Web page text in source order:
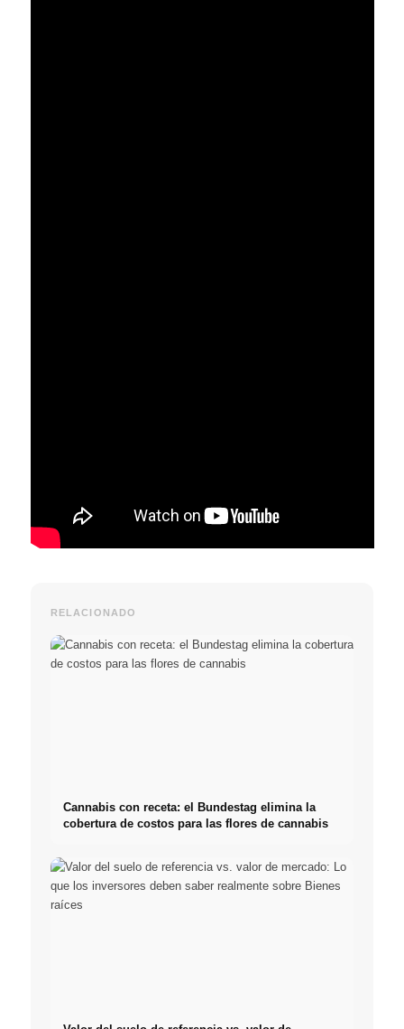
RELACIONADO
Cannabis con receta: el Bundestag elimina la
cobertura de costos para las flores de cannabis